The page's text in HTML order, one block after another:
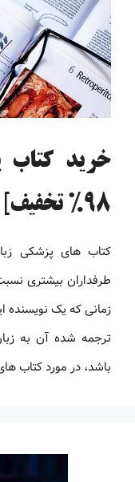
خرید کتاب
98% تخفیف]
کتاب های پزشکی
طرفداران بیشتری
زمانی که یک نویسنده
ترجمه شده آن به
باشد، در مورد کتاب